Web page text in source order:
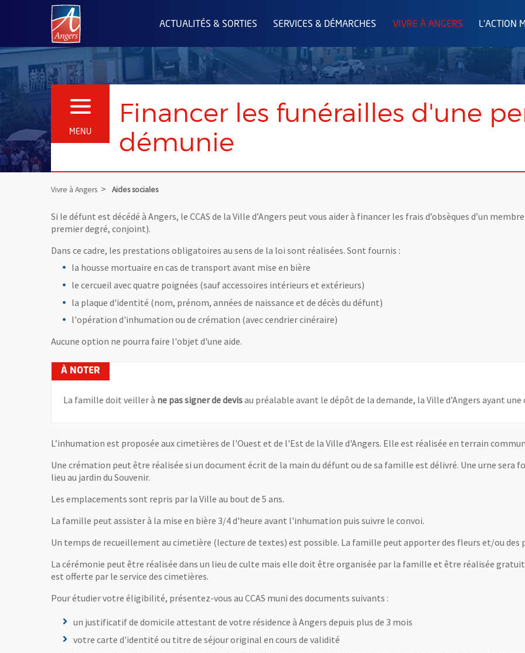
Angers.fr : Retour à l'accueil
ACTUALITÉS & SORTIES SERVICES & DÉMARCHES VIVRE À ANGERS L'ACTION
MENU
OUVRIR LE MENU
Financer les funérailles d'une
démunie
Vivre à Angers Aides sociales
Si le défunt est décédé à Angers, le CCAS de la Ville d’Angers peut vous aider à financer les frais d’obsèques d’un
premier degré, conjoint).
Dans ce cadre, les prestations obligatoires au sens de la loi sont réalisées. Sont fournis :
la housse mortuaire en cas de transport avant mise en bière
le cercueil avec quatre poignées (sauf accessoires intérieurs et extérieurs)
la plaque d'identité (nom, prénom, années de naissance et de décès du défunt)
l'opération d'inhumation ou de crémation (avec cendrier cinéraire)
Aucune option ne pourra faire l'objet d'une aide.
La famille doit veiller à ne pas signer de devisau préalable avant le dépôt de la demande, la Ville d’Angers ayant
L’inhumation est proposée aux cimetières de l'Ouest et de l'Est de la Ville d'Angers. Elle est réalisée en terrain
Une crémation peut être réalisée si un document écrit de la main du défunt ou de sa famille est délivré. Une urne sera
lieu au jardin du Souvenir.
Les emplacements sont repris par la Ville au bout de 5 ans.
La famille peut assister à la mise en bière 3/4 d'heure avant l'inhumation puis suivre le convoi.
Un temps de recueillement au cimetière (lecture de textes) est possible. La famille peut apporter des fleurs et/ou des
La cérémonie peut être réalisée dans un lieu de culte mais elle doit être organisée par la famille et être réalisée
est offerte par le service des cimetières.
Pour étudier votre éligibilité, présentez-vous au CCAS muni des documents suivants :
un justificatif de domicile attestant de votre résidence à Angers depuis plus de 3 mois
votre carte d'identité ou titre de séjour original en cours de validité